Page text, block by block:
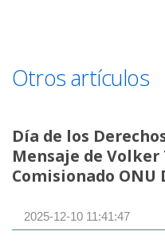
Otros artículos
Día de los
Mensaje de
Comisionado ONU
2025-12-10 11:41:47